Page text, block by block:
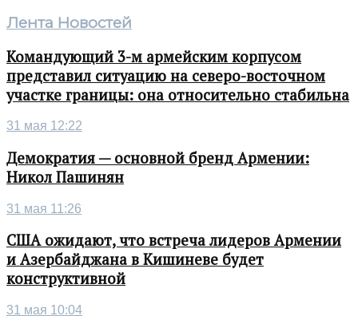
Лента Новостей
Командующий 3-м армейским корпусом
представил ситуацию на северо-восточном
участке границы: она относительно стабильна
31 мая 12:22
Демократия — основной бренд Армении:
Никол Пашинян
31 мая 11:26
США ожидают, что встреча лидеров Армении
и Азербайджана в Кишиневе будет
конструктивной
31 мая 10:04